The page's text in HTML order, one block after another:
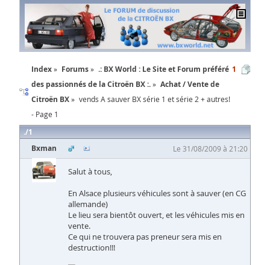
Index Forums
.: BX World : Le Site et Forum préféré
des passionnés de la Citroën BX :.
Achat / Vente de
Citroën BX
vends A sauver BX série 1 et série 2 + autres!
- Page 1
1
1
Bxman
Le 31/08/2009 à 21:20
Salut à tous,
En Alsace plusieurs véhicules sont à sauver (en CG
allemande)
Le lieu sera bientôt ouvert, et les véhicules mis en
vente.
Ce qui ne trouvera pas preneur sera mis en
destruction!!!